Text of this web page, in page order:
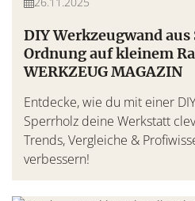
DIY Werkzeugwand
Ordnung auf kleinem
WERKZEUG MAGAZIN
Entdecke, wie du mit einer
Sperrholz deine Werkstatt
Trends, Vergleiche &
verbessern!